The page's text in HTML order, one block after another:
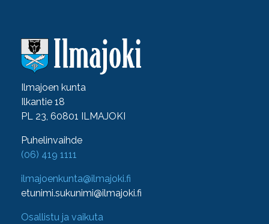
Ilmajoen kunta
Ilkantie 18
PL 23, 60801 ILMAJOKI
Puhelinvaihde
(06) 419 1111
ilmajoenkunta@ilmajoki.fi
etunimi.sukunimi@ilmajoki.fi
Osallistu ja vaikuta